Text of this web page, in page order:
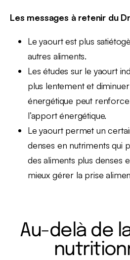
Les messages à retenir du
Le yaourt est plus
autres aliments.
Les études sur le yaourt
plus lentement et
énergétique peut
l’apport énergétique.
Le yaourt permet un
denses en nutriments qui
des aliments plus denses
mieux gérer la prise
Au-delà de